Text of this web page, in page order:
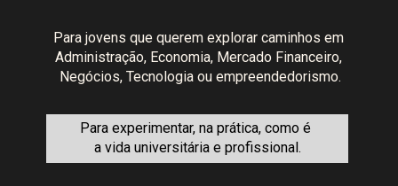
Para jovens que querem explorar caminhos em
Administração, Economia, Mercado Financeiro,
Negócios, Tecnologia ou empreendedorismo.
Para experimentar, na prática, como é
a vida universitária e profissional.